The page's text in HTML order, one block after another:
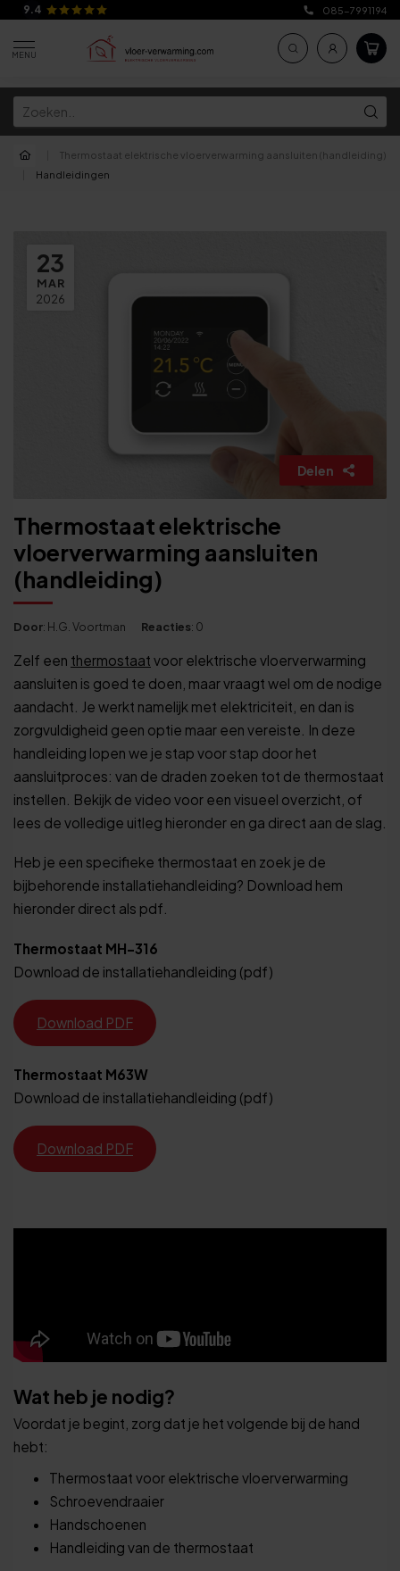
9.4 085-7991194
MENU
Thermostaat elektrische vloerverwarming aansluiten (handleiding)
Handleidingen
23
MAR
2026
Delen
Thermostaat elektrische
vloerverwarming aansluiten
(handleiding)
Door: H.G. Voortman Reacties: 0
Zelf een thermostaat voor elektrische vloerverwarming
aansluiten is goed te doen, maar vraagt wel om de nodige
aandacht. Je werkt namelijk met elektriciteit, en dan is
zorgvuldigheid geen optie maar een vereiste. In deze
handleiding lopen we je stap voor stap door het
aansluitproces: van de draden zoeken tot de thermostaat
instellen. Bekijk de video voor een visueel overzicht, of
lees de volledige uitleg hieronder en ga direct aan de slag.
Heb je een specifieke thermostaat en zoek je de
bijbehorende installatiehandleiding? Download hem
hieronder direct als pdf.
Thermostaat MH-316
Download de installatiehandleiding (pdf)
Download PDF
Thermostaat M63W
Download de installatiehandleiding (pdf)
Download PDF
Wat heb je nodig?
Voordat je begint, zorg dat je het volgende bij de hand
hebt:
Thermostaat voor elektrische vloerverwarming
Schroevendraaier
Handschoenen
Handleiding van de thermostaat